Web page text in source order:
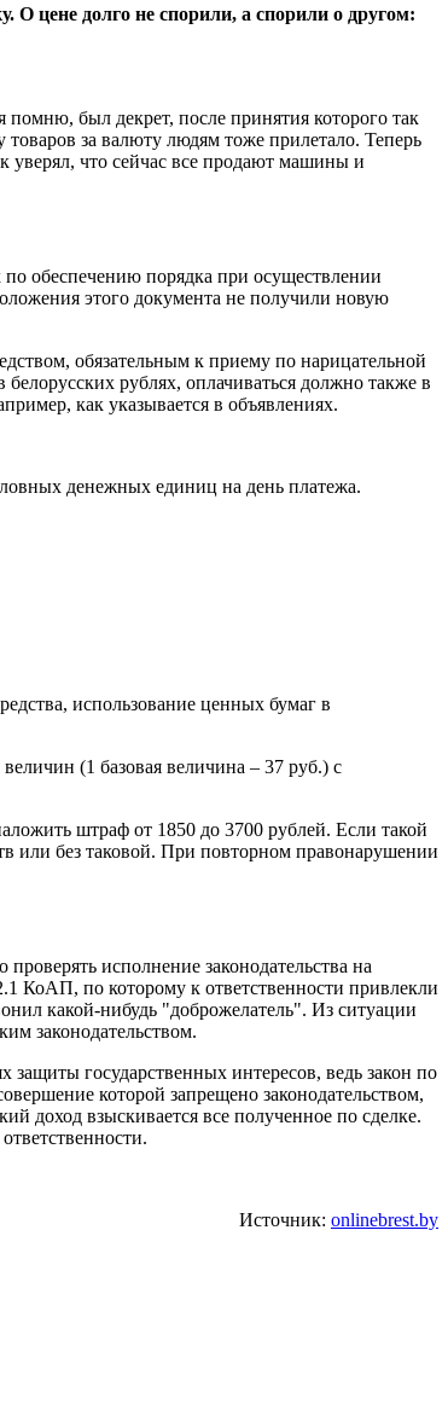
цене долго не спорили, а спорили о другом:
был декрет, после принятия которого так
за валюту людям тоже прилетало. Теперь
уверял, что сейчас все продают машины и
обеспечению порядка при осуществлении
этого документа не получили новую
обязательным к приему по нарицательной
рублях, оплачиваться должно также в
как указывается в объявлениях.
денежных единиц на день платежа.
использование ценных бумаг в
(1 базовая величина – 37 руб.) с
штраф от 1850 до 3700 рублей. Если такой
или без таковой. При повторном правонарушении
исполнение законодательства на
КоАП, по которому к ответственности привлекли
какой-нибудь "доброжелатель". Из ситуации
законодательством.
государственных интересов, ведь закон по
которой запрещено законодательством,
доход взыскивается все полученное по сделке.
Источник: onlinebrest.by